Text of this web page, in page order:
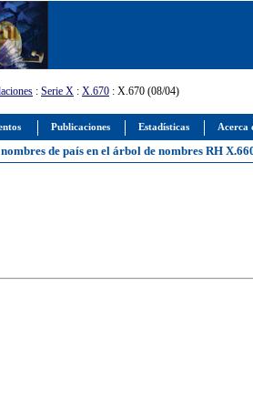
Publicaciones Estadísticas Acerca
: Serie X : X.670 : X.670 (08/04)
de país en el árbol de nombres RH